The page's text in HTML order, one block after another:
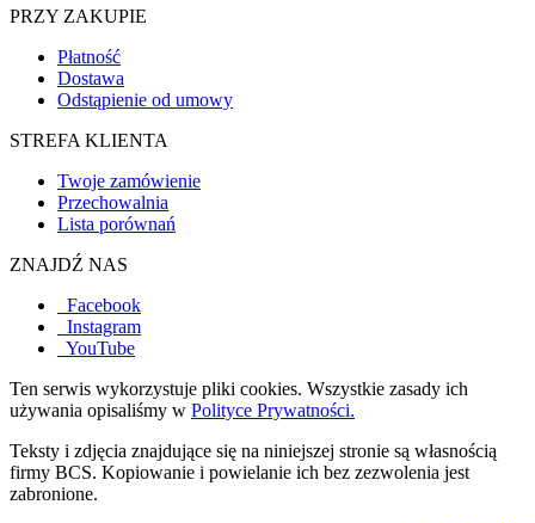
PRZY ZAKUPIE
Płatność
Dostawa
Odstąpienie od umowy
STREFA KLIENTA
Twoje zamówienie
Przechowalnia
Lista porównań
ZNAJDŹ NAS
Facebook
Instagram
YouTube
Ten serwis wykorzystuje pliki cookies. Wszystkie zasady ich
używania opisaliśmy w Polityce Prywatności.
Teksty i zdjęcia znajdujące się na niniejszej stronie są własnością
firmy BCS. Kopiowanie i powielanie ich bez zezwolenia jest
zabronione.